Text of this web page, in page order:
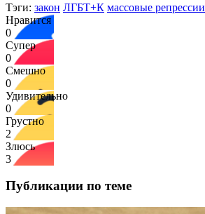
Тэги: закон ЛГБТ+К массовые репрессии
Нравится
0
Супер
0
Смешно
0
Удивительно
0
Грустно
2
Злюсь
3
Публикации по теме